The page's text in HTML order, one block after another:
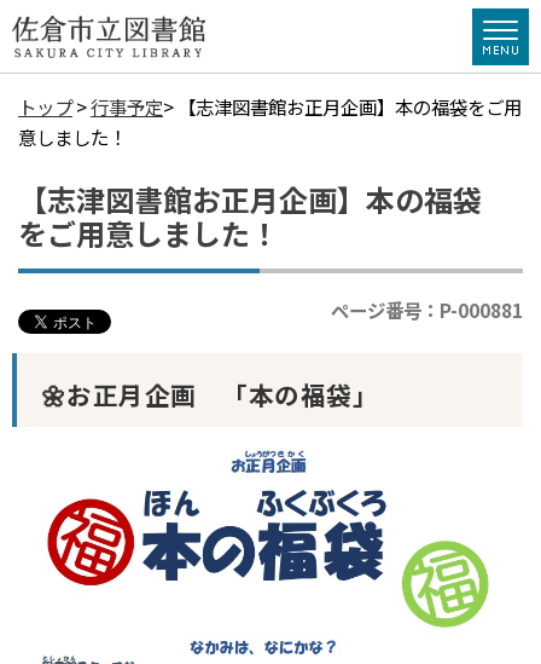
トップ>行事予定> 【志津図書館お正月企画】本の福袋をご用
意しました！
【志津図書館お正月企画】本の福袋
をご用意しました！
ページ番号：P-000881
🌼お正月企画 「本の福袋」